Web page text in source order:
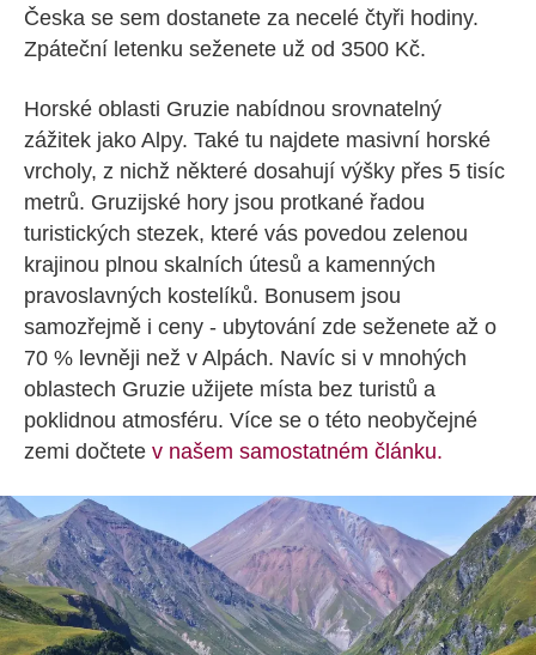
Česka se sem dostanete za necelé čtyři hodiny.
Zpáteční letenku seženete už od 3500 Kč.
Horské oblasti Gruzie nabídnou srovnatelný
zážitek jako Alpy. Také tu najdete masivní horské
vrcholy, z nichž některé dosahují výšky přes 5 tisíc
metrů. Gruzijské hory jsou protkané řadou
turistických stezek, které vás povedou zelenou
krajinou plnou skalních útesů a kamenných
pravoslavných kostelíků. Bonusem jsou
samozřejmě i ceny - ubytování zde seženete až o
70 % levněji než v Alpách. Navíc si v mnohých
oblastech Gruzie užijete místa bez turistů a
poklidnou atmosféru. Více se o této neobyčejné
zemi dočtete v našem samostatném článku.